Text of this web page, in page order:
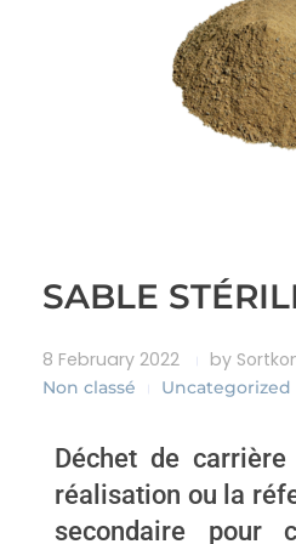
SABLE
8 February 2022 by
Non classé Uncategorized
Déchet de
réalisation ou la
secondaire pour